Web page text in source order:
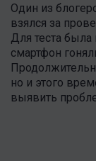
Один из
взялся за
Для теста была
смартфон
но и этого
выявить